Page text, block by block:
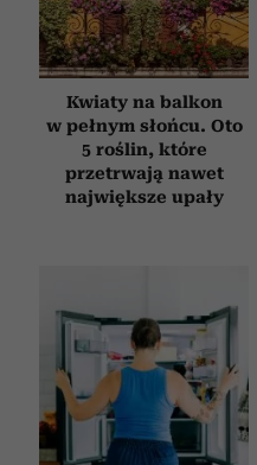
Kwiaty na balkon
w pełnym słońcu. Oto
5 roślin, które
przetrwają nawet
największe upały